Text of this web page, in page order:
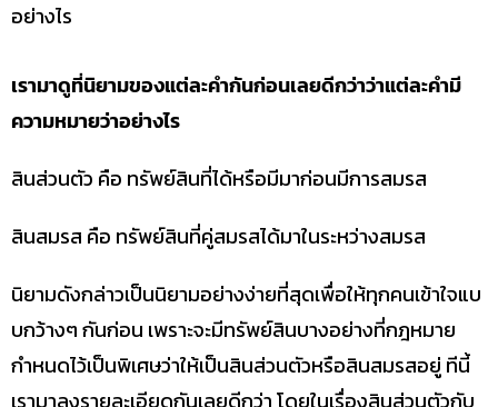
อย่างไร
เรามาดูที่นิยามของแต่ละคำกันก่อนเลยดีกว่าว่าแต่ละคำมี
ความหมายว่าอย่างไร
สินส่วนตัว คือ ทรัพย์สินที่ได้หรือมีมาก่อนมีการสมรส
สินสมรส คือ ทรัพย์สินที่คู่สมรสได้มาในระหว่างสมรส
นิยามดังกล่าวเป็นนิยามอย่างง่ายที่สุดเพื่อให้ทุกคนเข้าใจแบ
บกว้างๆ กันก่อน เพราะจะมีทรัพย์สินบางอย่างที่กฎหมาย
กำหนดไว้เป็นพิเศษว่าให้เป็นสินส่วนตัวหรือสินสมรสอยู่ ทีนี้
เรามาลงรายละเอียดกันเลยดีกว่า โดยในเรื่องสินส่วนตัวกับ